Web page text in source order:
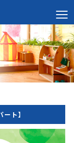
ト】